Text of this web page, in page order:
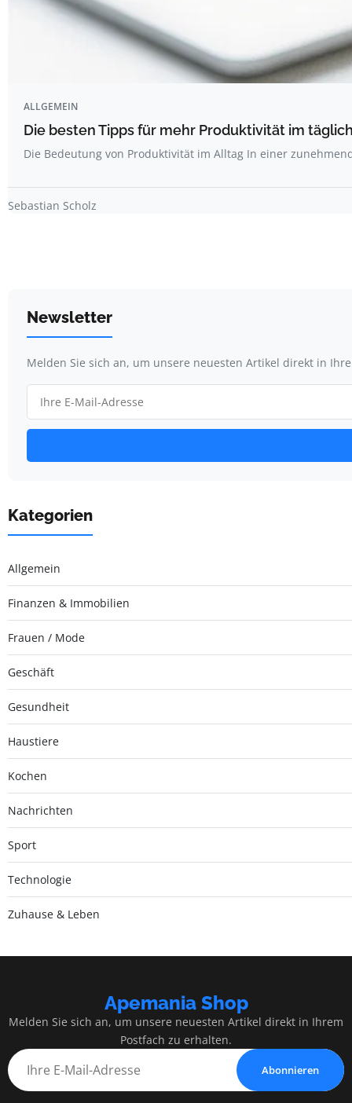
ALLGEMEIN
Die besten Tipps für mehr Produktivität im
Die Bedeutung von Produktivität im Alltag In einer
Sebastian Scholz
Newsletter
Melden Sie sich an, um unsere neuesten Artikel direkt in
Kategorien
Allgemein
Finanzen & Immobilien
Frauen / Mode
Geschäft
Gesundheit
Haustiere
Kochen
Nachrichten
Sport
Technologie
Zuhause & Leben
Apemania Shop
Melden Sie sich an, um unsere neuesten Artikel direkt in Ihrem
Postfach zu erhalten.
Abonnieren